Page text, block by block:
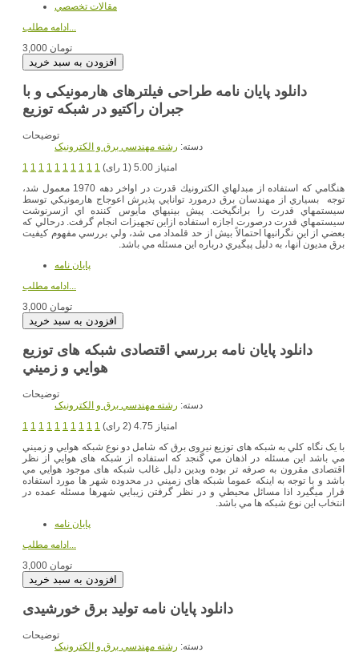
مقالات تخصصي
ادامه مطلب...
3,000 تومان
دانلود پایان نامه طراحی فیلترهای هارمونیکی و با
جبران راکتیو در شبکه توزیع
توضیحات
دسته: رشته مهندسي برق و الکترونيک
1 1 1 1 1 1 1 1 1 1
امتیاز 5.00 (1 رای)
هنگامي كه استفاده از مبدلهاي الكترونيك قدرت در اواخر دهه 1970 معمول شد،
توجه بسياري از مهندسان برق درمورد توانايي پذيرش اعوجاج هارمونيكي توسط
سيستمهاي قدرت را برانگيخت. پيش بينيهاي مأيوس كننده اي ازسرنوشت
سيستمهاي قدرت درصورت اجازه استفاده ازاين تجهيزات انجام گرفت. درحالي كه
بعضي از اين نگرانيها احتمالاً بيش از حد قلمداد مى شد، ولي بررسي مفهوم كيفيت
برق مديون آنها، به دليل پيگيري درباره اين مسئله مي باشد.
پایان نامه
ادامه مطلب...
3,000 تومان
دانلود پایان نامه بررسي اقتصادی شبکه های توزيع
هوايي و زمیني
توضیحات
دسته: رشته مهندسي برق و الکترونيک
1 1 1 1 1 1 1 1 1 1
امتیاز 4.75 (2 رای)
با يک نگاه كلي به شبکه های توزيع نیروی برق كه شامل دو نوع شبکه هوايي و زمیني
مي باشد اين مسئله در اذهان مي گنجد كه استفاده از شبکه های هوايي از نظر
اقتصادی مقرون به صرفه تر بوده وبدين دلیل غالب شبکه های موجود هوايي مي
باشد و با توجه به اينکه عموما شبکه های زمیني در محدوده شهر ها مورد استفاده
قرار میگیرد اذا مسائل محیطي و در نظر گرفتن زيبايي شهرها مسئله عمده در
انتخاب اين نوع شبکه ها مي باشد.
پایان نامه
3,000 تومان
دانلود پایان نامه تولید برق خورشیدی
توضیحات
دسته: رشته مهندسي برق و الکترونيک